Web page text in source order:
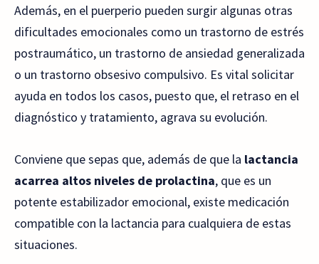
Además, en el puerperio pueden surgir algunas otras
dificultades emocionales como un trastorno de estrés
postraumático, un trastorno de ansiedad generalizada
o un trastorno obsesivo compulsivo. Es vital solicitar
ayuda en todos los casos, puesto que, el retraso en el
diagnóstico y tratamiento, agrava su evolución.
Conviene que sepas que, además de que la lactancia
acarrea altos niveles de prolactina, que es un
potente estabilizador emocional, existe medicación
compatible con la lactancia para cualquiera de estas
situaciones.